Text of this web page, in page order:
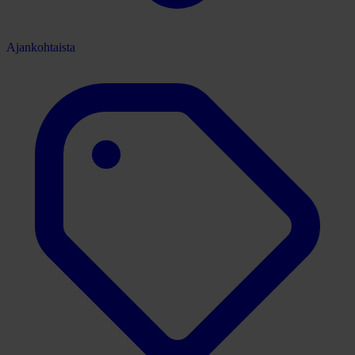
Ajankohtaista